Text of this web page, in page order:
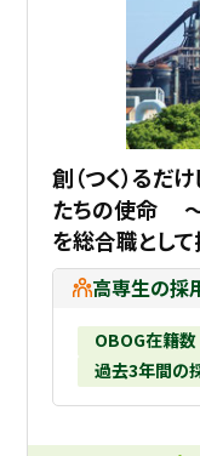
創（つく）るだ
たちの使命 ～
を総合職とし
高専生の採
OBOG在籍数
過去3年間の